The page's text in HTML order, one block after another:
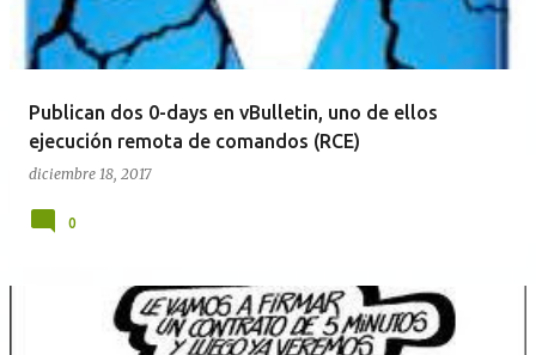
Publican dos 0-days en vBulletin, uno de ellos
ejecución remota de comandos (RCE)
diciembre 18, 2017
0